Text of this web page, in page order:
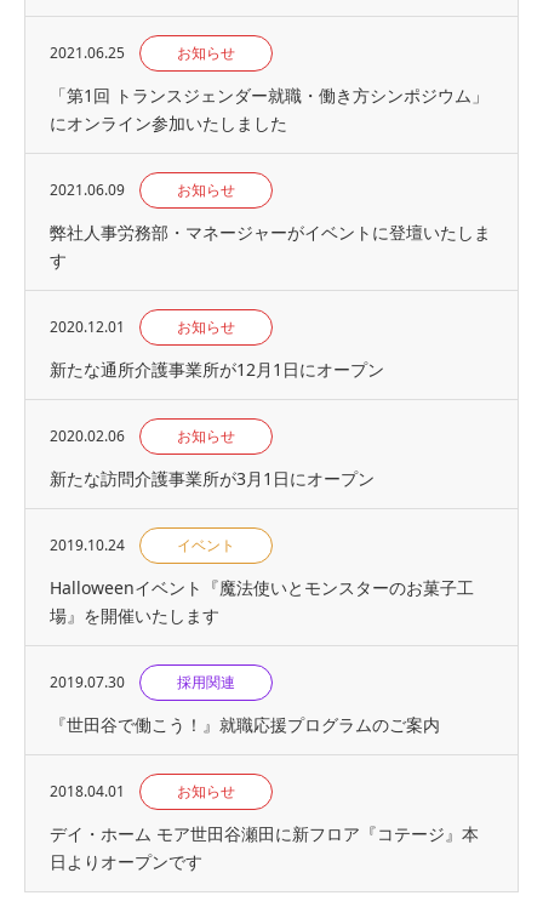
2021.06.25 お知らせ
「第1回 トランスジェンダー就職・働き方シンポジウム」
にオンライン参加いたしました
2021.06.09 お知らせ
弊社人事労務部・マネージャーがイベントに登壇いたしま
す
2020.12.01 お知らせ
新たな通所介護事業所が12月1日にオープン
2020.02.06 お知らせ
新たな訪問介護事業所が3月1日にオープン
2019.10.24 イベント
Halloweenイベント『魔法使いとモンスターのお菓子工
場』を開催いたします
2019.07.30 採用関連
『世⽥⾕で働こう！』就職応援プログラムのご案内
2018.04.01 お知らせ
デイ・ホーム モア世田谷瀬田に新フロア『コテージ』本
日よりオープンです